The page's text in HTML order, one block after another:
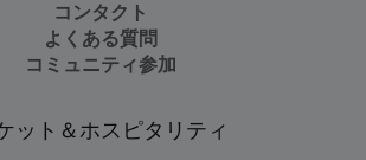
コンタクト
よくある質問
コミュニティ参加
ット＆ホスピタリティ